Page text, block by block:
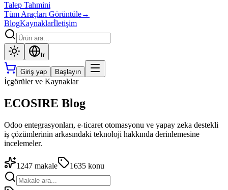
Talep Tahmini
Tüm Araçları Görüntüle→
BlogKaynaklarİletişim
tr
Giriş yap Başlayın
İçgörüler ve Kaynaklar
ECOSIRE Blog
Odoo entegrasyonları, e-ticaret otomasyonu ve yapay zeka destekli
iş çözümlerinin arkasındaki teknoloji hakkında derinlemesine
incelemeler.
1247 makale 1635 konu